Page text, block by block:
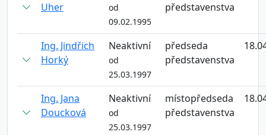
Uher
od
09.02.1995
představenstva
Ing. Jindřich
Horký
Neaktivní
od
25.03.1997
předseda
představenstva
Ing. Jana
Doucková
Neaktivní
od
25.03.1997
místopředseda
představenstva